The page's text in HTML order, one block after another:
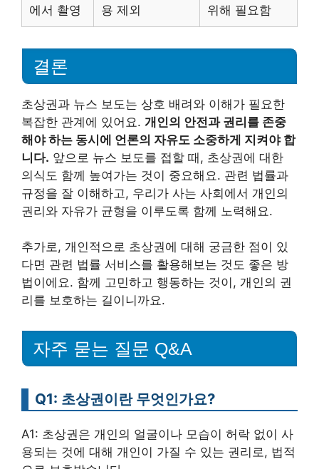
에서 촬영
용 제외
위해 필요함
결론
초상권과 뉴스 보도는 상호 배려와 이해가 필요한
복잡한 관계에 있어요. 개인의 안전과 권리를 존중
해야 하는 동시에 언론의 자유도 소중하게 지켜야 합
니다. 앞으로 뉴스 보도를 접할 때, 초상권에 대한
의식도 함께 높여가는 것이 중요해요. 관련 법률과
규정을 잘 이해하고, 우리가 사는 사회에서 개인의
권리와 자유가 균형을 이루도록 함께 노력해요.
추가로, 개인적으로 초상권에 대해 궁금한 점이 있
다면 관련 법률 서비스를 활용해보는 것도 좋은 방
법이에요. 함께 고민하고 행동하는 것이, 개인의 권
리를 보호하는 길이니까요.
자주 묻는 질문 Q&A
Q1: 초상권이란 무엇인가요?
A1: 초상권은 개인의 얼굴이나 모습이 허락 없이 사
용되는 것에 대해 개인이 가질 수 있는 권리로, 법적